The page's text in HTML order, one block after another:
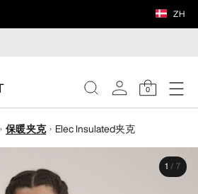
ZH
0
保暖夹克 Elec Insulated夹克
1 / 7